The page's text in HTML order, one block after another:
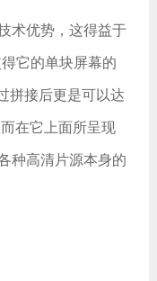
术优势，这得益于
它的单块屏幕的
拼接后更是可以达
在它上面所呈现
种高清片源本身的